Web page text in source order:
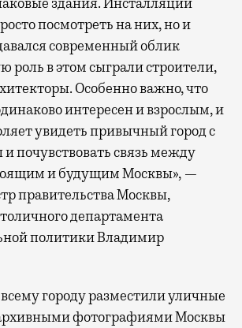
посмотреть на них, но и
современный облик
роль в этом сыграли строители,
Особенно важно, что
интересен и взрослым, и
увидеть привычный город с
почувствовать связь между
и будущим Москвы», —
правительства Москвы,
департамента
политики Владимир
городу разместили уличные
фотографиями Москвы